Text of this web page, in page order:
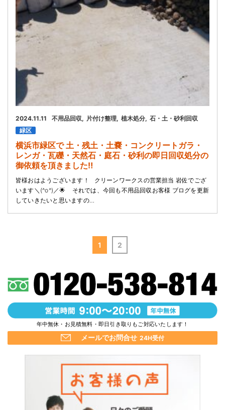
2024.11.11 不用品回収 片付け整理 植木処分 石・土・砂利回収
緑区
横浜市緑区で 土・残土・土嚢・コンクリートガラ・
レンガ・瓦礫・天然石・庭石・砂利の即日回収処分の
御依頼を頂きました‼️
皆様おはようございます！ クリーンワークスの営業担当 岩佐でござ
います＼(^o^)／🌟 それでは、今回も不用品回収お客様 ブログを更新
していきたいと思いますの…
1 2
年中無休・お見積無料・即日引き取りもご対応いたします！
メールでお問合せ 24H受付